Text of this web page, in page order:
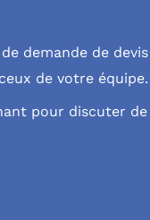
demande de
de votre équipe.
pour discuter